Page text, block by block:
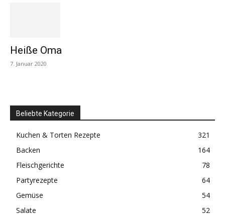
Heiße Oma
7. Januar 2020
Beliebte Kategorie
Kuchen & Torten Rezepte
321
Backen
164
Fleischgerichte
78
Partyrezepte
64
Gemüse
54
Salate
52